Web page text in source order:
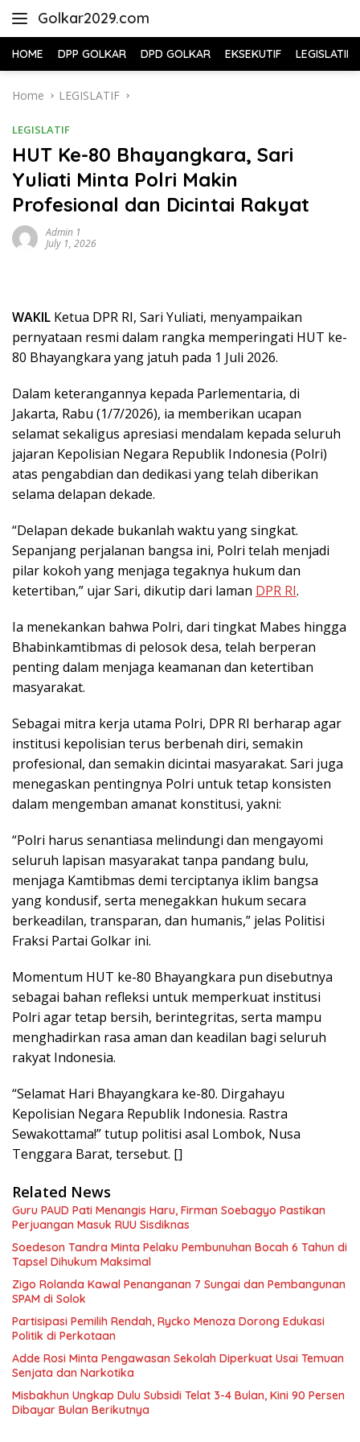
Golkar2029.com
HOME DPP GOLKAR DPD GOLKAR EKSEKUTIF LEGISLATIF
Home LEGISLATIF
LEGISLATIF
HUT Ke-80 Bhayangkara, Sari
Yuliati Minta Polri Makin
Profesional dan Dicintai Rakyat
Admin 1
July 1, 2026
WAKIL Ketua DPR RI, Sari Yuliati, menyampaikan
pernyataan resmi dalam rangka memperingati HUT ke-
80 Bhayangkara yang jatuh pada 1 Juli 2026.
Dalam keterangannya kepada Parlementaria, di
Jakarta, Rabu (1/7/2026), ia memberikan ucapan
selamat sekaligus apresiasi mendalam kepada seluruh
jajaran Kepolisian Negara Republik Indonesia (Polri)
atas pengabdian dan dedikasi yang telah diberikan
selama delapan dekade.
“Delapan dekade bukanlah waktu yang singkat.
Sepanjang perjalanan bangsa ini, Polri telah menjadi
pilar kokoh yang menjaga tegaknya hukum dan
ketertiban,” ujar Sari, dikutip dari laman DPR RI.
Ia menekankan bahwa Polri, dari tingkat Mabes hingga
Bhabinkamtibmas di pelosok desa, telah berperan
penting dalam menjaga keamanan dan ketertiban
masyarakat.
Sebagai mitra kerja utama Polri, DPR RI berharap agar
institusi kepolisian terus berbenah diri, semakin
profesional, dan semakin dicintai masyarakat. Sari juga
menegaskan pentingnya Polri untuk tetap konsisten
dalam mengemban amanat konstitusi, yakni:
“Polri harus senantiasa melindungi dan mengayomi
seluruh lapisan masyarakat tanpa pandang bulu,
menjaga Kamtibmas demi terciptanya iklim bangsa
yang kondusif, serta menegakkan hukum secara
berkeadilan, transparan, dan humanis,” jelas Politisi
Fraksi Partai Golkar ini.
Momentum HUT ke-80 Bhayangkara pun disebutnya
sebagai bahan refleksi untuk memperkuat institusi
Polri agar tetap bersih, berintegritas, serta mampu
menghadirkan rasa aman dan keadilan bagi seluruh
rakyat Indonesia.
“Selamat Hari Bhayangkara ke-80. Dirgahayu
Kepolisian Negara Republik Indonesia. Rastra
Sewakottama!” tutup politisi asal Lombok, Nusa
Tenggara Barat, tersebut. []
Related News
Guru PAUD Pati Menangis Haru, Firman Soebagyo Pastikan
Perjuangan Masuk RUU Sisdiknas
Soedeson Tandra Minta Pelaku Pembunuhan Bocah 6 Tahun di
Tapsel Dihukum Maksimal
Zigo Rolanda Kawal Penanganan 7 Sungai dan Pembangunan
SPAM di Solok
Partisipasi Pemilih Rendah, Rycko Menoza Dorong Edukasi
Politik di Perkotaan
Adde Rosi Minta Pengawasan Sekolah Diperkuat Usai Temuan
Senjata dan Narkotika
Misbakhun Ungkap Dulu Subsidi Telat 3-4 Bulan, Kini 90 Persen
Dibayar Bulan Berikutnya